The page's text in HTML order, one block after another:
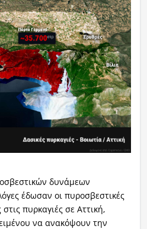
δυνάμεων
έδωσαν οι πυροσβεστικές
πυρκαγιές σε Αττική,
να ανακόψουν την